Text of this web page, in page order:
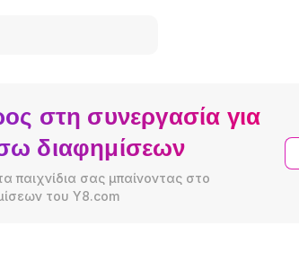
στη συνεργασία για
διαφημίσεων
παιχνίδια σας μπαίνοντας στο
του Y8.com